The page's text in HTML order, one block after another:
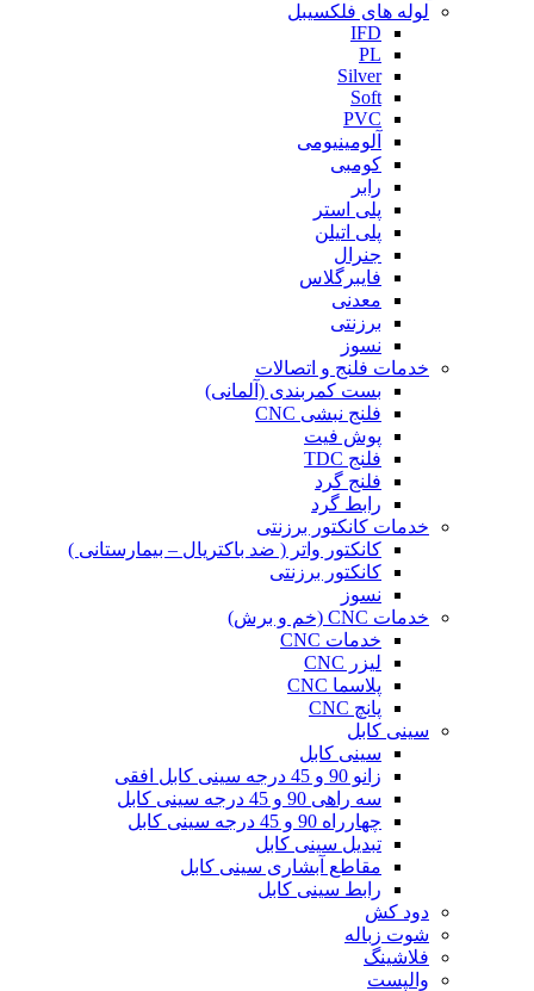
لوله های فلکسیبل
IFD
PL
Silver
Soft
PVC
آلومینیومی
کومبی
رابر
پلی استر
پلی اتیلن
جنرال
فایبرگلاس
معدنی
برزنتی
نسوز
خدمات فلنج و اتصالات
بست کمربندی (آلمانی)
فلنج نبشی CNC
پوش فیت
فلنج TDC
فلنج گرد
رابط گرد
خدمات کانکتور برزنتی
کانکتور واتر ( ضد باکتریال – بیمارستانی )
کانکتور برزنتی
نسوز
خدمات CNC (خم و برش)
خدمات CNC
لیزر CNC
پلاسما CNC
پانچ CNC
سینی کابل
سینی کابل
زانو 90 و 45 درجه سینی کابل افقی
سه راهی 90 و 45 درجه سینی کابل
چهارراه 90 و 45 درجه سینی کابل
تبدیل سینی کابل
مقاطع آبشاری سینی کابل
رابط سینی کابل
دود کش
شوت زباله
فلاشینگ
والپست